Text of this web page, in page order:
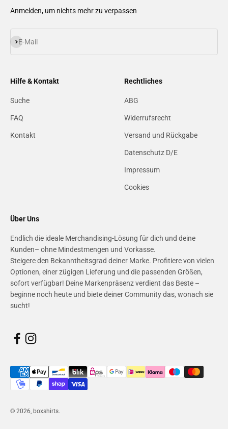
Anmelden, um nichts mehr zu verpassen
E-Mail
Abonnieren
Hilfe & Kontakt
Suche
FAQ
Kontakt
Rechtliches
ABG
Widerrufsrecht
Versand und Rückgabe
Datenschutz D/E
Impressum
Cookies
Über Uns
Endlich die ideale Merchandising-Lösung für dich und deine
Kunden– ohne Mindestmengen und Vorkasse.
Steigere den Bekanntheitsgrad deiner Marke. Profitiere von vielen
Optionen, einer zügigen Lieferung und die passenden Größen,
sofort verfügbar! Deine Markenpräsenz verdient das Beste –
beginne noch heute und biete deiner Community das, wonach sie
sucht!
© 2026, boxshirts.